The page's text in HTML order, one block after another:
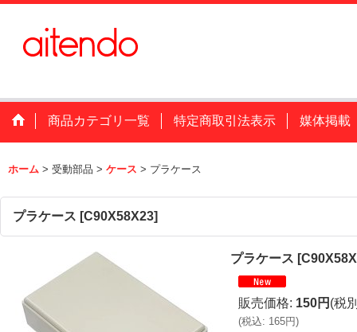
商品カテゴリ一覧 特定商取引法表示 媒体掲載
ホーム > 受動部品 > ケース > プラケース
プラケース [C90X58X23]
プラケース [
販売価格: 150円 (税
(税込: 165円)